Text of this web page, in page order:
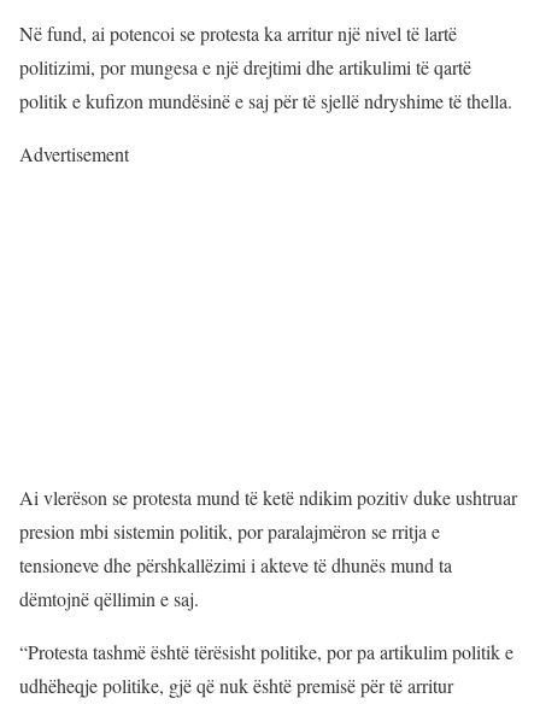
Në fund, ai potencoi se protesta ka arritur një nivel të lartë
politizimi, por mungesa e një drejtimi dhe artikulimi të qartë
politik e kufizon mundësinë e saj për të sjellë ndryshime të thella.
Advertisement
Ai vlerëson se protesta mund të ketë ndikim pozitiv duke ushtruar
presion mbi sistemin politik, por paralajmëron se rritja e
tensioneve dhe përshkallëzimi i akteve të dhunës mund ta
dëmtojnë qëllimin e saj.
“Protesta tashmë është tërësisht politike, por pa artikulim politik e
udhëheqje politike, gjë që nuk është premisë për të arritur